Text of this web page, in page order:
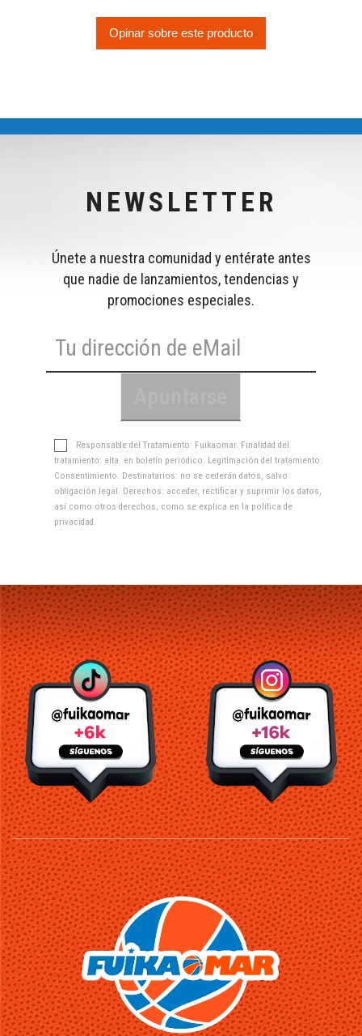
Opinar sobre este producto
NEWSLETTER
Únete a nuestra comunidad y entérate antes
que nadie de lanzamientos, tendencias y
promociones especiales.
Responsable del Tratamiento: Fuikaomar. Finalidad del
tratamiento: alta en boletín periódico. Legitimación del tratamiento:
Consentimiento. Destinatarios: no se cederán datos, salvo
obligación legal. Derechos: acceder, rectificar y suprimir los datos,
así como otros derechos, como se explica en la política de
privacidad .